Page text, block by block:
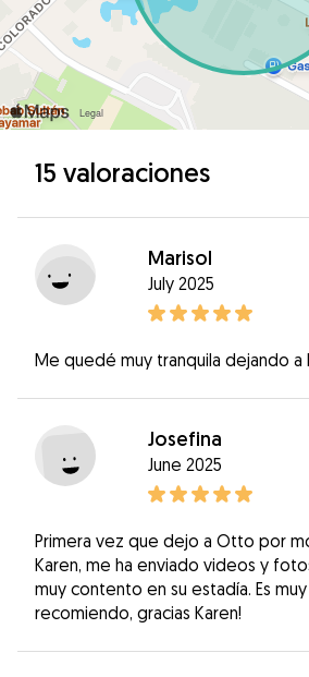
15 valoraciones
Marisol
July 2025
Me quedé muy tranquila dejando a
Josefina
June 2025
Primera vez que dejo a Otto por
Karen, me ha enviado videos y
muy contento en su estadía. Es
recomiendo, gracias Karen!